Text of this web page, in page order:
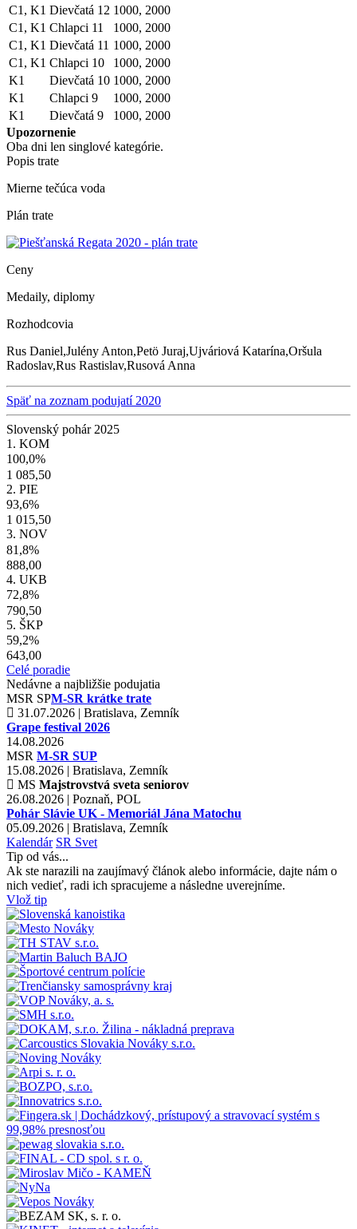
C1, K1 Dievčatá 12 1000, 2000
C1, K1 Chlapci 11
1000, 2000
C1, K1 Dievčatá 11 1000, 2000
C1, K1 Chlapci 10
1000, 2000
K1
Dievčatá 10 1000, 2000
K1
Chlapci 9
1000, 2000
K1
Dievčatá 9
1000, 2000
Upozornenie
Oba dni len singlové kategórie.
Popis trate
Mierne tečúca voda
Plán trate
Ceny
Medaily, diplomy
Rozhodcovia
Rus Daniel,Julény Anton,Petö Juraj,Ujváriová Katarína,Oršula
Radoslav,Rus Rastislav,Rusová Anna
Späť na zoznam podujatí 2020
Slovenský pohár 2025
1. KOM
100,0%
1 085,50
2. PIE
93,6%
1 015,50
3. NOV
81,8%
888,00
4. UKB
72,8%
790,50
5. ŠKP
59,2%
643,00
Celé poradie
Nedávne a najbližšie podujatia
MSR SPM-SR krátke trate
31.07.2026 | Bratislava, Zemník
Grape festival 2026
14.08.2026
MSR M-SR SUP
15.08.2026 | Bratislava, Zemník
MS Majstrovstvá sveta seniorov
26.08.2026 | Poznaň, POL
Pohár Slávie UK - Memoriál Jána Matochu
05.09.2026 | Bratislava, Zemník
Kalendár SR Svet
Tip od vás...
Ak ste narazili na zaujímavý článok alebo informácie, dajte nám o
nich vedieť, radi ich spracujeme a následne uverejníme.
Vlož tip